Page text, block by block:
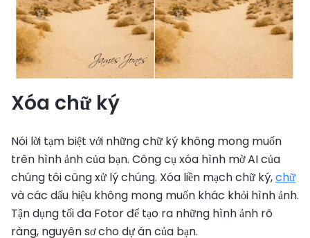
Xóa chữ ký
Nói lời tạm biệt với những chữ ký không mong muốn
trên hình ảnh của bạn. Công cụ xóa hình mờ AI của
chúng tôi cũng xử lý chúng. Xóa liền mạch chữ ký,chữ
và các dấu hiệu không mong muốn khác khỏi hình ảnh.
Tận dụng tối đa Fotor để tạo ra những hình ảnh rõ
ràng, nguyên sơ cho dự án của bạn.